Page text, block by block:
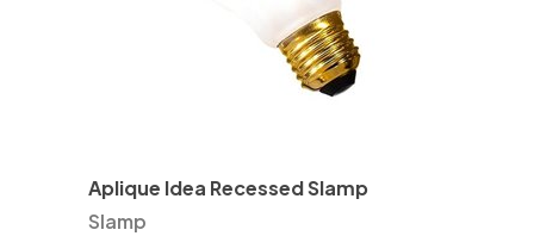
Aplique Idea Recessed Slamp
Slamp